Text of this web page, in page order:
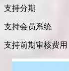
支持分期
支持会员系统
支持前期审核费用